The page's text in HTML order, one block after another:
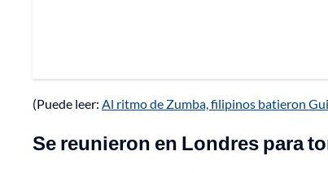
(Puede leer: Al ritmo de Zumba, filipinos batieron
Se reunieron en Londres para